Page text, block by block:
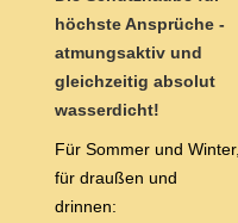
höchste Ansprüche -
atmungsaktiv und
gleichzeitig absolut
wasserdicht!
Für Sommer und Winter,
für draußen und
drinnen: